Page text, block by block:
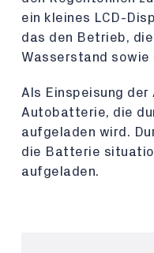
ein kleines LCD-
das den Betrieb,
Wasserstand sowie
Als Einspeisung
Autobatterie, die
aufgeladen wird.
die Batterie
aufgeladen.